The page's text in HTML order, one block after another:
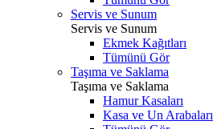
Servis ve Sunum
Servis ve Sunum
Ekmek Kağıtları
Tümünü Gör
Taşıma ve Saklama
Taşıma ve Saklama
Hamur Kasaları
Kasa ve Un Arabaları